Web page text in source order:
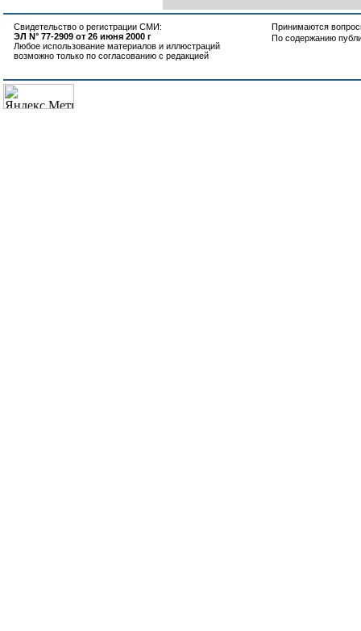
Свидетельство о регистрации СМИ:
ЭЛ N° 77-2909 от 26 июня 2000 г
Любое использование материалов и иллюстраций
возможно только по согласованию с редакцией
Принимаются
По содержанию